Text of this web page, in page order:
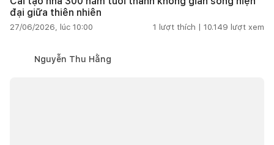
đại giữa thiên nhiên
27/06/2026, lúc 10:00 1 lượt thích | 10.149 lượt xem
Nguyễn Thu Hằng